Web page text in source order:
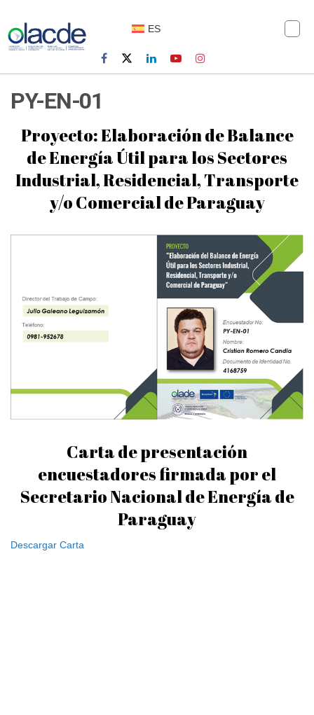
ES
PY-EN-01
Proyecto: Elaboración de Balance
de Energía Útil para los Sectores
Industrial, Residencial, Transporte
y/o Comercial de Paraguay
Carta de presentación
encuestadores firmada por el
Secretario Nacional de Energía de
Paraguay
Descargar Carta